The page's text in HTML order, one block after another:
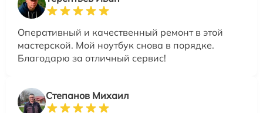
Оперативный и качественный ремонт в этой
мастерской. Мой ноутбук снова в порядке.
Благодарю за отличный сервис!
Степанов Михаил